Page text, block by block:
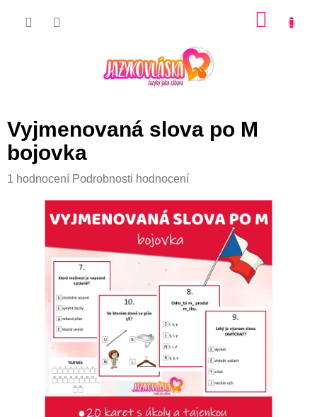
Vyjmenovaná slova po M
bojovka
Průměrné
produktu
hvězdiček.
1 hodnocení Podrobnosti hodnocení